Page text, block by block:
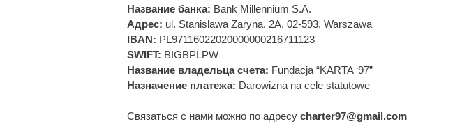
Название банка: Bank Millennium S.A.
Адрес: ul. Stanislawa Zaryna, 2A, 02-593, Warszawa
IBAN: PL97116022020000000216711123
SWIFT: BIGBPLPW
Название владельца счета: Fundacja “KARTA ‘97”
Назначение платежа: Darowizna na cele statutowe
Связаться с нами можно по адресу charter97@gmail.com